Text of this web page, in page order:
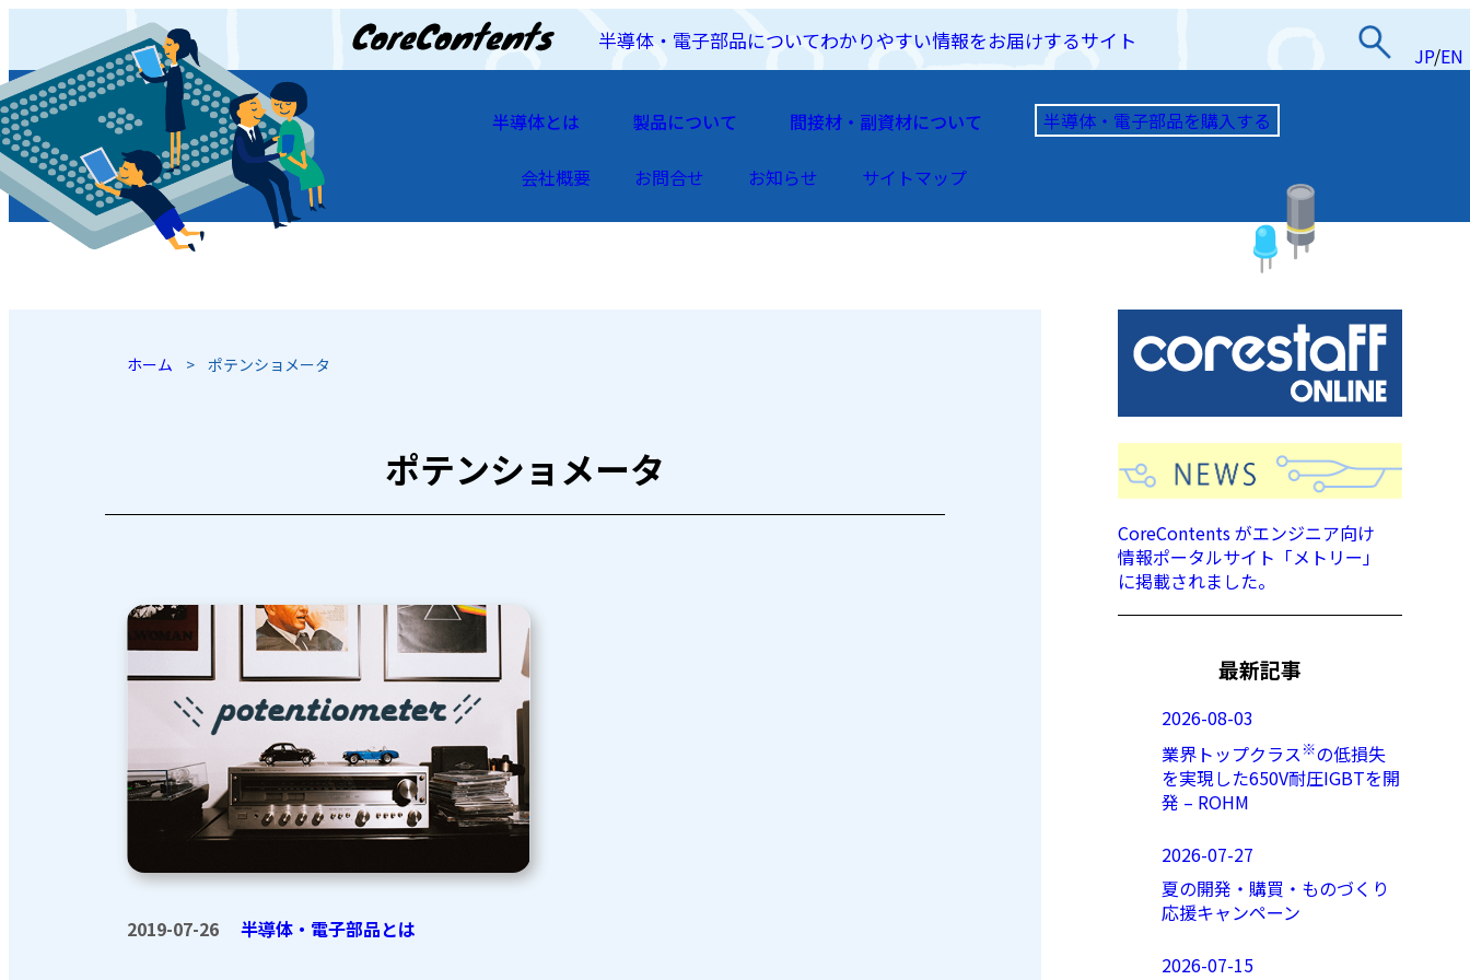
半導体・電子部品についてわかりやすい情報をお届けするサイト
JP/EN
JP/EN
半導体とは 製品について 間接材・副資材について 半導体・電子部品を購入する
会社概要 お問合せ お知らせ サイトマップ
ホーム > ポテンショメータ
ポテンショメータ
2019-07-26 半導体・電子部品とは
CoreContents がエンジニア向け
情報ポータルサイト「メトリー」
に掲載されました。
最新記事
2026-08-03
業界トップクラス※の低損失
を実現した650V耐圧IGBTを開
発 – ROHM
2026-07-27
夏の開発・購買・ものづくり
応援キャンペーン
2026-07-15